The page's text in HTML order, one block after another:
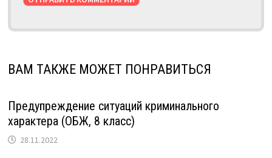
ВАМ ТАКЖЕ МОЖЕТ ПОНРАВИТЬСЯ
Предупреждение ситуаций криминального
характера (ОБЖ, 8 класс)
28.11.2022